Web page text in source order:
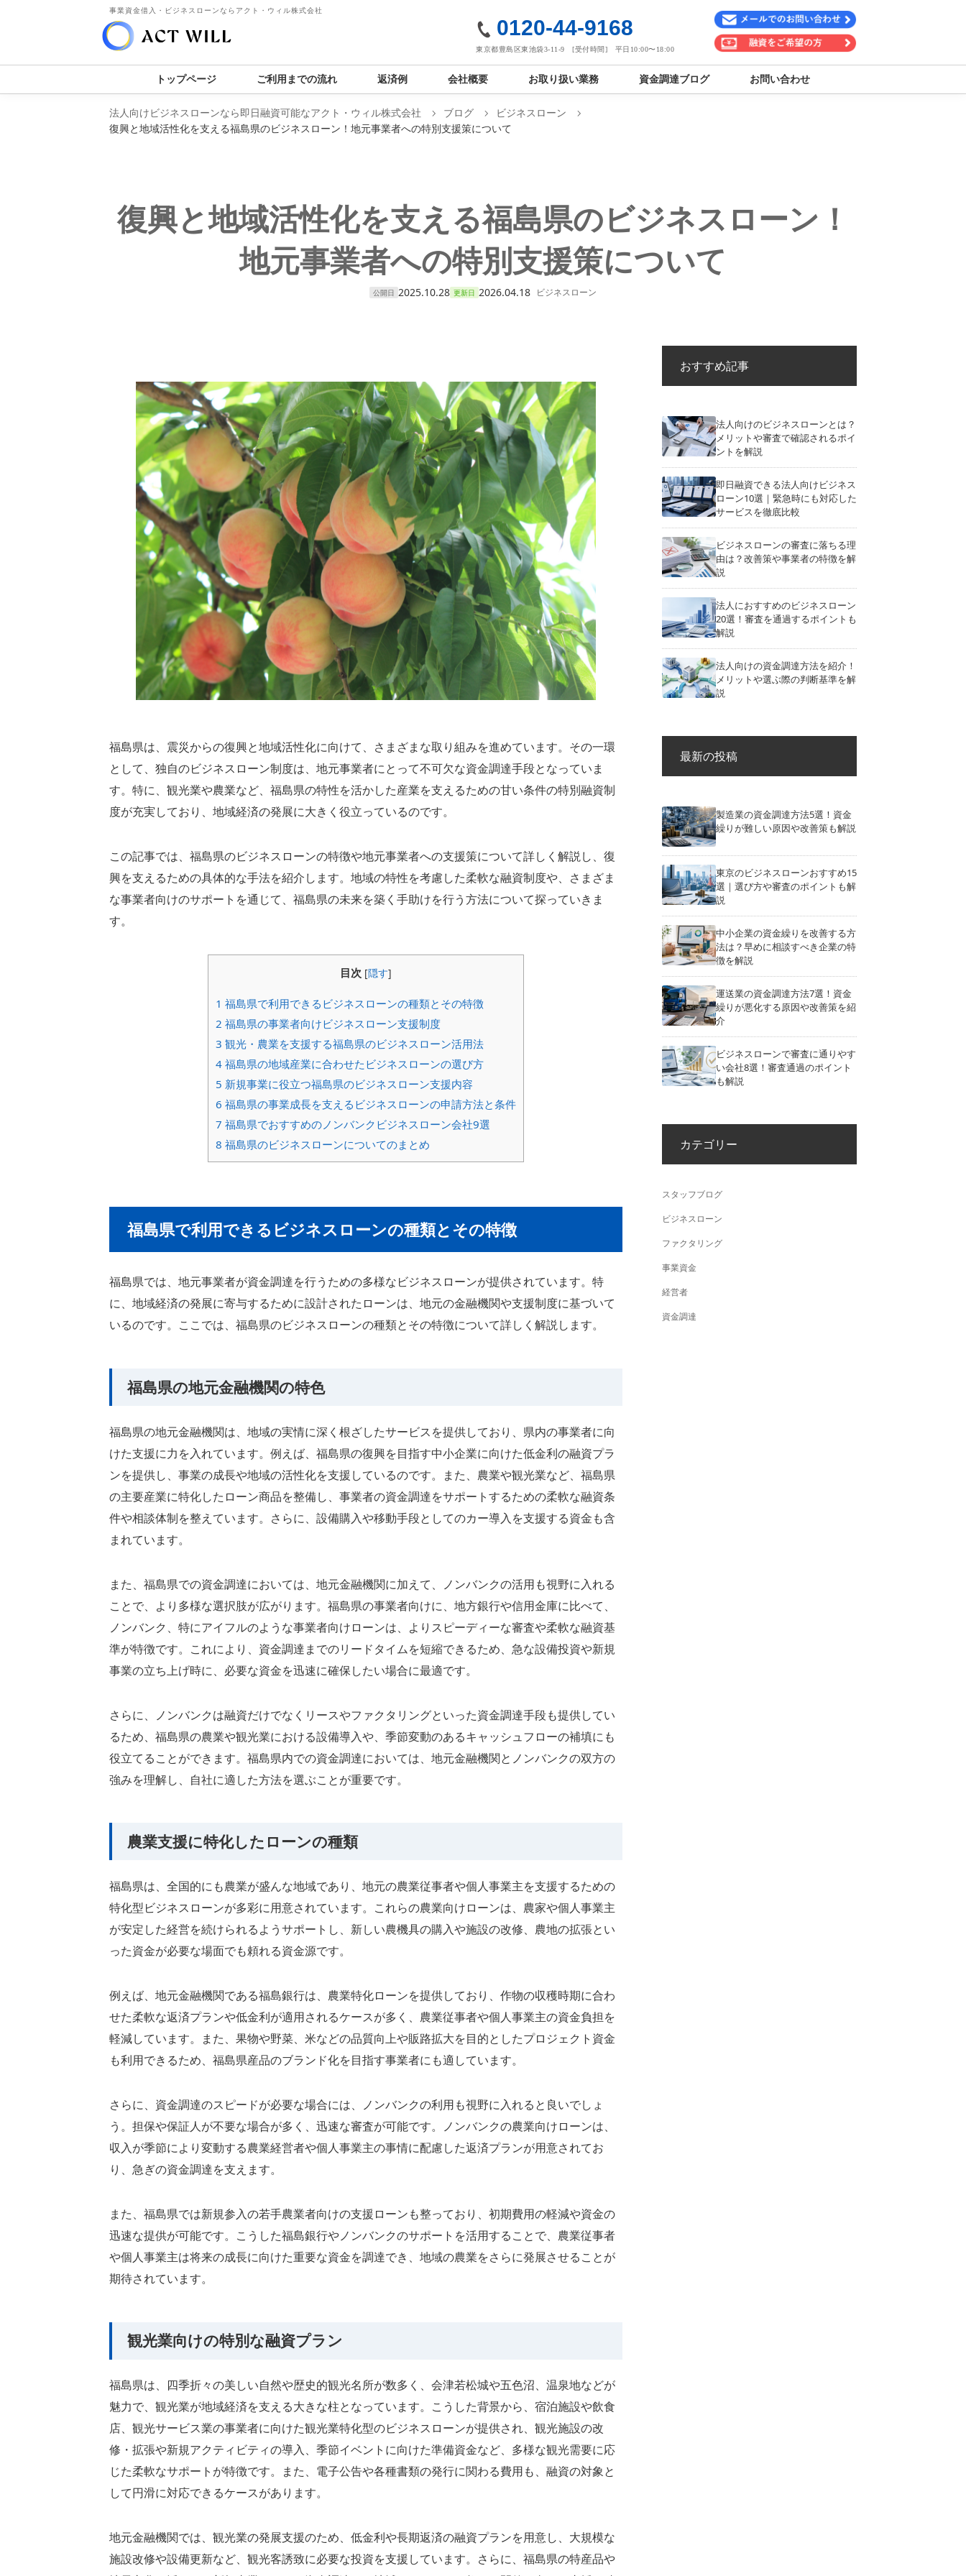
事業資金借入・ビジネスローンならアクト・ウィル株式会社
0120-44-9168
東京都豊島区東池袋3-11-9 [受付時間] 平日10:00〜18:00
トップページ ご利用までの流れ 返済例 会社概要 お取り扱い業務 資金調達ブログ お問い合わせ
法人向けビジネスローンなら即日融資可能なアクト・ウィル株式会社 ブログ
ビジネスローン
復興と地域活性化を支える福島県のビジネスローン！地元事業者への特別支援策について
復興と地域活性化を支える福島県のビジネスローン！
地元事業者への特別支援策について
公開日 2025.10.28 更新日 2026.04.18 ビジネスローン
福島県は、震災からの復興と地域活性化に向けて、さまざまな取り組みを進めています。その一環
として、独自のビジネスローン制度は、地元事業者にとって不可欠な資金調達手段となっていま
す。特に、観光業や農業など、福島県の特性を活かした産業を支えるための甘い条件の特別融資制
度が充実しており、地域経済の発展に大きく役立っているのです。
この記事では、福島県のビジネスローンの特徴や地元事業者への支援策について詳しく解説し、復
興を支えるための具体的な手法を紹介します。地域の特性を考慮した柔軟な融資制度や、さまざま
な事業者向けのサポートを通じて、福島県の未来を築く手助けを行う方法について探っていきま
す。
目次 [隠す]
1 福島県で利用できるビジネスローンの種類とその特徴
2 福島県の事業者向けビジネスローン支援制度
3 観光・農業を支援する福島県のビジネスローン活用法
4 福島県の地域産業に合わせたビジネスローンの選び方
5 新規事業に役立つ福島県のビジネスローン支援内容
6 福島県の事業成長を支えるビジネスローンの申請方法と条件
7 福島県でおすすめのノンバンクビジネスローン会社9選
8 福島県のビジネスローンについてのまとめ
福島県で利用できるビジネスローンの種類とその特徴
福島県では、地元事業者が資金調達を行うための多様なビジネスローンが提供されています。特
に、地域経済の発展に寄与するために設計されたローンは、地元の金融機関や支援制度に基づいて
いるのです。ここでは、福島県のビジネスローンの種類とその特徴について詳しく解説します。
福島県の地元金融機関の特色
福島県の地元金融機関は、地域の実情に深く根ざしたサービスを提供しており、県内の事業者に向
けた支援に力を入れています。例えば、福島県の復興を目指す中小企業に向けた低金利の融資プラ
ンを提供し、事業の成長や地域の活性化を支援しているのです。また、農業や観光業など、福島県
の主要産業に特化したローン商品を整備し、事業者の資金調達をサポートするための柔軟な融資条
件や相談体制を整えています。さらに、設備購入や移動手段としてのカー導入を支援する資金も含
まれています。
また、福島県での資金調達においては、地元金融機関に加えて、ノンバンクの活用も視野に入れる
ことで、より多様な選択肢が広がります。福島県の事業者向けに、地方銀行や信用金庫に比べて、
ノンバンク、特にアイフルのような事業者向けローンは、よりスピーディーな審査や柔軟な融資基
準が特徴です。これにより、資金調達までのリードタイムを短縮できるため、急な設備投資や新規
事業の立ち上げ時に、必要な資金を迅速に確保したい場合に最適です。
さらに、ノンバンクは融資だけでなくリースやファクタリングといった資金調達手段も提供してい
るため、福島県の農業や観光業における設備導入や、季節変動のあるキャッシュフローの補填にも
役立てることができます。福島県内での資金調達においては、地元金融機関とノンバンクの双方の
強みを理解し、自社に適した方法を選ぶことが重要です。
農業支援に特化したローンの種類
福島県は、全国的にも農業が盛んな地域であり、地元の農業従事者や個人事業主を支援するための
特化型ビジネスローンが多彩に用意されています。これらの農業向けローンは、農家や個人事業主
が安定した経営を続けられるようサポートし、新しい農機具の購入や施設の改修、農地の拡張とい
った資金が必要な場面でも頼れる資金源です。
例えば、地元金融機関である福島銀行は、農業特化ローンを提供しており、作物の収穫時期に合わ
せた柔軟な返済プランや低金利が適用されるケースが多く、農業従事者や個人事業主の資金負担を
軽減しています。また、果物や野菜、米などの品質向上や販路拡大を目的としたプロジェクト資金
も利用できるため、福島県産品のブランド化を目指す事業者にも適しています。
さらに、資金調達のスピードが必要な場合には、ノンバンクの利用も視野に入れると良いでしょ
う。担保や保証人が不要な場合が多く、迅速な審査が可能です。ノンバンクの農業向けローンは、
収入が季節により変動する農業経営者や個人事業主の事情に配慮した返済プランが用意されてお
り、急ぎの資金調達を支えます。
また、福島県では新規参入の若手農業者向けの支援ローンも整っており、初期費用の軽減や資金の
迅速な提供が可能です。こうした福島銀行やノンバンクのサポートを活用することで、農業従事者
や個人事業主は将来の成長に向けた重要な資金を調達でき、地域の農業をさらに発展させることが
期待されています。
観光業向けの特別な融資プラン
福島県は、四季折々の美しい自然や歴史的観光名所が数多く、会津若松城や五色沼、温泉地などが
魅力で、観光業が地域経済を支える大きな柱となっています。こうした背景から、宿泊施設や飲食
店、観光サービス業の事業者に向けた観光業特化型のビジネスローンが提供され、観光施設の改
修・拡張や新規アクティビティの導入、季節イベントに向けた準備資金など、多様な観光需要に応
じた柔軟なサポートが特徴です。また、電子公告や各種書類の発行に関わる費用も、融資の対象と
して円滑に対応できるケースがあります。
地元金融機関では、観光業の発展支援のため、低金利や長期返済の融資プランを用意し、大規模な
施設改修や設備更新など、観光客誘致に必要な投資を支援しています。さらに、福島県の特産品や
おすすめ記事
法人向けのビジネスローンとは？
メリットや審査で確認されるポイ
ントを解説
即日融資できる法人向けビジネス
ローン10選｜緊急時にも対応した
サービスを徹底比較
ビジネスローンの審査に落ちる理
由は？改善策や事業者の特徴を解
説
法人におすすめのビジネスローン
20選！審査を通過するポイントも
解説
法人向けの資金調達方法を紹介！
メリットや選ぶ際の判断基準を解
説
最新の投稿
製造業の資金調達方法5選！資金
繰りが難しい原因や改善策も解説
東京のビジネスローンおすすめ15
選｜選び方や審査のポイントも解
説
中小企業の資金繰りを改善する方
法は？早めに相談すべき企業の特
徴を解説
運送業の資金調達方法7選！資金
繰りが悪化する原因や改善策を紹
介
ビジネスローンで審査に通りやす
い会社8選！審査通過のポイント
も解説
カテゴリー
スタッフブログ
ビジネスローン
ファクタリング
事業資金
経営者
資金調達